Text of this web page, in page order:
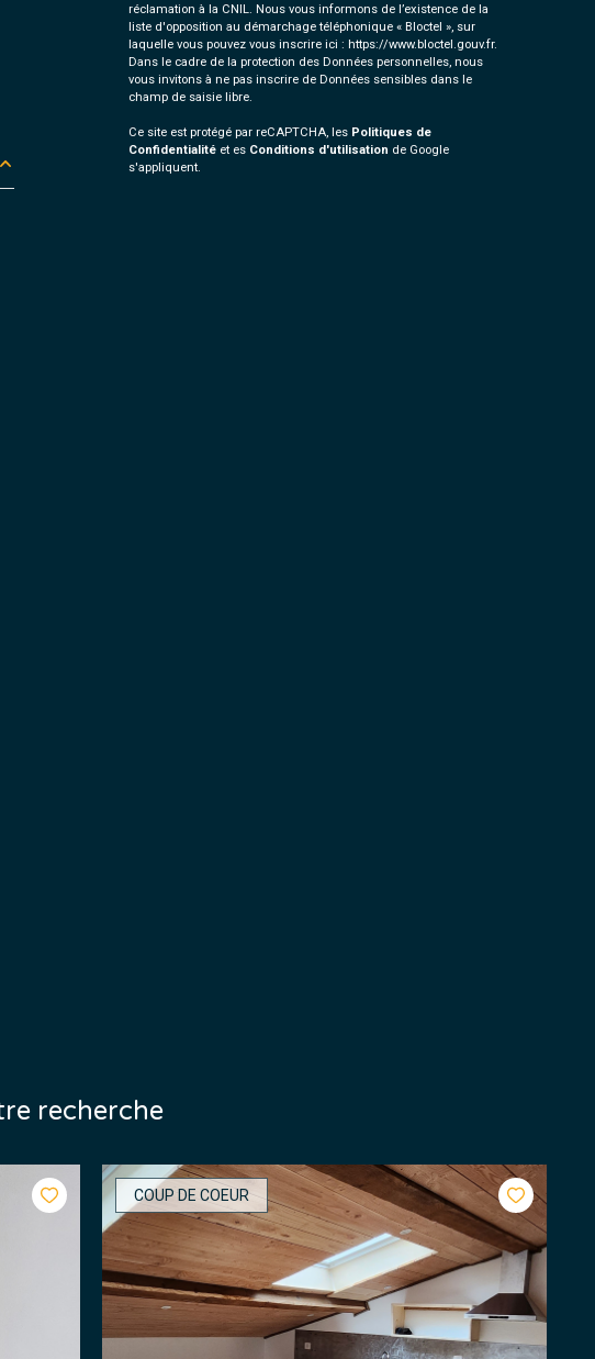
réclamation à la CNIL. Nous vous informons de l’existence de la
liste d'opposition au démarchage téléphonique « Bloctel », sur
laquelle vous pouvez vous inscrire ici : https://www.bloctel.gouv.fr.
Dans le cadre de la protection des Données personnelles, nous
vous invitons à ne pas inscrire de Données sensibles dans le
champ de saisie libre.
Ce site est protégé par reCAPTCHA, les Politiques de
Confidentialitéet es Conditions d'utilisation de Google
s'appliquent.
recherche
COUP DE COEUR